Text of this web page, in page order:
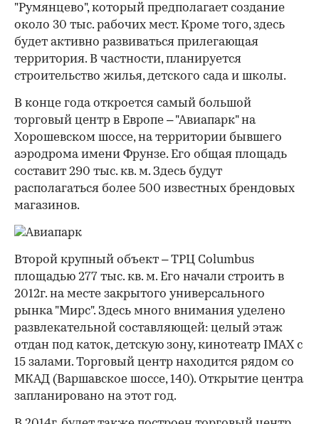
"Румянцево", который предполагает создание
около 30 тыс. рабочих мест. Кроме того, здесь
будет активно развиваться прилегающая
территория. В частности, планируется
строительство жилья, детского сада и школы.
В конце года откроется самый большой
торговый центр в Европе – "Авиапарк" на
Хорошевском шоссе, на территории бывшего
аэродрома имени Фрунзе. Его общая площадь
составит 290 тыс. кв. м. Здесь будут
располагаться более 500 известных брендовых
магазинов.
Второй крупный объект – ТРЦ Сolumbus
площадью 277 тыс. кв. м. Его начали строить в
2012г. на месте закрытого универсального
рынка "Мирс". Здесь много внимания уделено
развлекательной составляющей: целый этаж
отдан под каток, детскую зону, кинотеатр IMAX с
15 залами. Торговый центр находится рядом со
МКАД (Варшавское шоссе, 140). Открытие центра
запланировано на этот год.